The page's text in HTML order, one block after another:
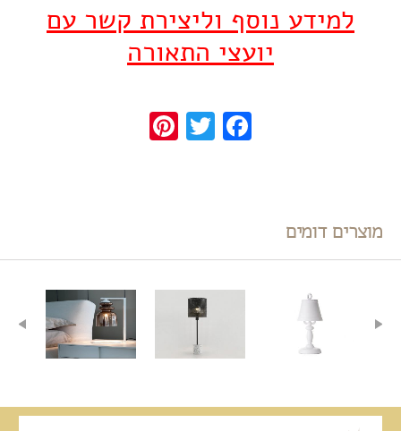
למידע נוסף וליצירת קשר עם
יועצי התאורה
Facebook
Twitter
Pinterest
מוצרים דומים